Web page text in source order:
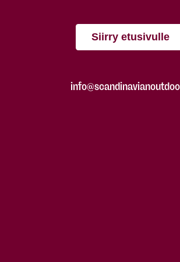
Siirry etusivulle